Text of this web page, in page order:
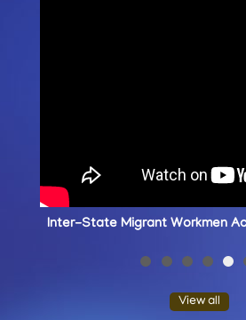
Inter-State Migrant
View all